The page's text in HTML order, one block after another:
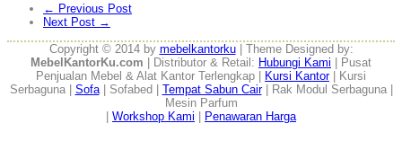
← Previous Post
Next Post →
Copyright © 2014 by mebelkantorku| Theme Designed by:
MebelKantorKu.com | Distributor & Retail: Hubungi Kami | Pusat
Penjualan Mebel & Alat Kantor Terlengkap |
Kursi Kantor| Kursi
Serbaguna | Sofa| Sofabed | Tempat Sabun Cair| Rak Modul Serbaguna |
Mesin Parfum
Workshop Kami Penawaran Harga